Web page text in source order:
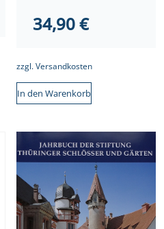
34,90€
zzgl.Versandkosten
In den Warenkorb